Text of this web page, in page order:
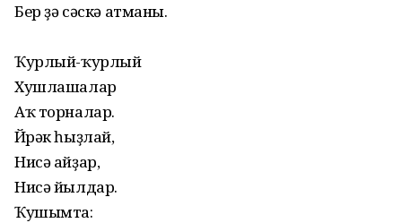
Бер ҙә сәскә атманы.
Ҡурлый-ҡурлый
Хушлашалар
Аҡ торналар.
Йөрәк һыҙлай,
Нисә айҙар,
Нисә йылдар.
Ҡушымта: